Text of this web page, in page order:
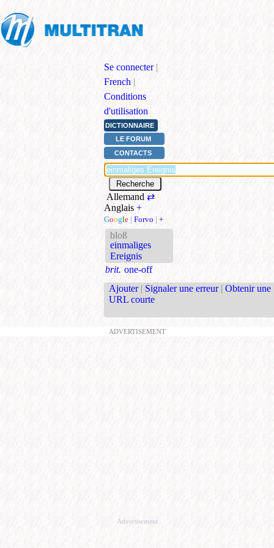
Se connecter |
French |
Conditions
d'utilisation
DICTIONNAIRE
LE FORUM
CONTACTS
Allemand ⇄
Anglais +
Google | Forvo | +
bloß
einmaliges
Ereignis
brit. one-off
Ajouter | Signaler une erreur | Obtenir une
URL courte
ADVERTISEMENT
Advertisement